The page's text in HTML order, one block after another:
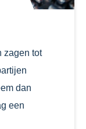
zagen tot
dan
een